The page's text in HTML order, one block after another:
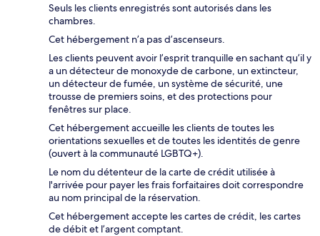
Seuls les clients enregistrés sont autorisés dans les
chambres.
Cet hébergement n’a pas d’ascenseurs.
Les clients peuvent avoir l’esprit tranquille en sachant qu’il y
a un détecteur de monoxyde de carbone, un extincteur,
un détecteur de fumée, un système de sécurité, une
trousse de premiers soins, et des protections pour
fenêtres sur place.
Cet hébergement accueille les clients de toutes les
orientations sexuelles et de toutes les identités de genre
(ouvert à la communauté LGBTQ+).
Le nom du détenteur de la carte de crédit utilisée à
l'arrivée pour payer les frais forfaitaires doit correspondre
au nom principal de la réservation.
Cet hébergement accepte les cartes de crédit, les cartes
de débit et l’argent comptant.